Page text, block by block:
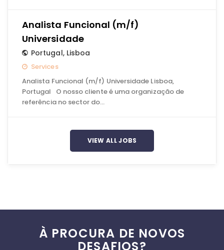
Analista Funcional (m/f)
Universidade
Portugal, Lisboa
Services
Analista Funcional (m/f) Universidade Lisboa,
Portugal O nosso cliente é uma organização de
referência no sector do…
VIEW ALL JOBS
À PROCURA DE NOVOS
DESAFIOS?